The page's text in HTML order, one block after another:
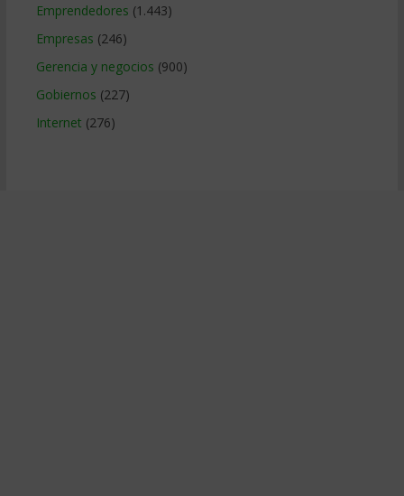
Emprendedores (1.443)
Empresas (246)
Gerencia y negocios (900)
Gobiernos (227)
Internet (276)